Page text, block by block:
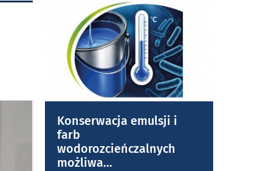
Konserwacja emulsji i
farb
wodorozcieńczalnych
możliwa...